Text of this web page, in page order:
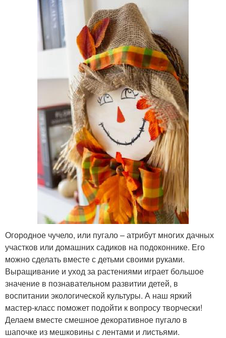
Огородное чучело, или пугало – атрибут многих дачных
участков или домашних садиков на подоконнике. Его
можно сделать вместе с детьми своими руками.
Выращивание и уход за растениями играет большое
значение в познавательном развитии детей, в
воспитании экологической культуры. А наш яркий
мастер-класс поможет подойти к вопросу творчески!
Делаем вместе смешное декоративное пугало в
шапочке из мешковины с лентами и листьями.